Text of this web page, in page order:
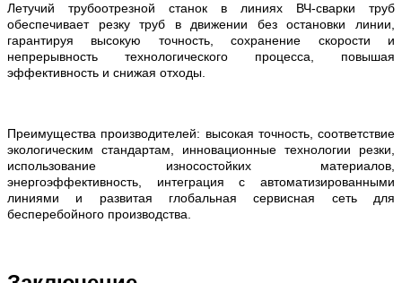
Летучий трубоотрезной станок в линиях ВЧ-сварки труб
обеспечивает резку труб в движении без остановки линии,
гарантируя высокую точность, сохранение скорости и
непрерывность технологического процесса, повышая
эффективность и снижая отходы.
Преимущества производителей: высокая точность, соответствие
экологическим стандартам, инновационные технологии резки,
использование износостойких материалов,
энергоэффективность, интеграция с автоматизированными
линиями и развитая глобальная сервисная сеть для
бесперебойного производства.